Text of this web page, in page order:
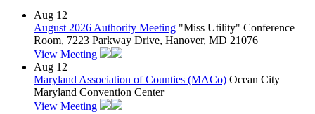
Aug 12
August 2026 Authority Meeting "Miss Utility" Conference
Room, 7223 Parkway Drive, Hanover, MD 21076
View Meeting
Aug 12
Maryland Association of Counties (MACo) Ocean City
Maryland Convention Center
View Meeting